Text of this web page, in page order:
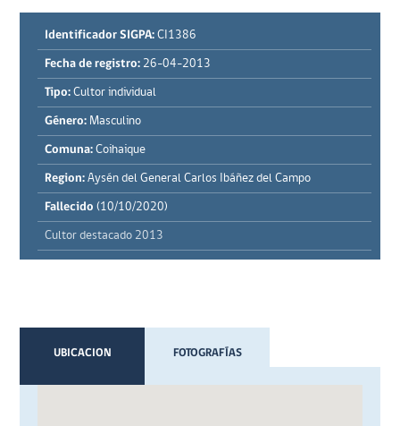
Identificador SIGPA: CI1386
Fecha de registro: 26-04-2013
Tipo: Cultor individual
Género: Masculino
Comuna: Coihaique
Region: Aysén del General Carlos Ibáñez del Campo
Fallecido (10/10/2020)
Cultor destacado 2013
UBICACION FOTOGRAFÍAS